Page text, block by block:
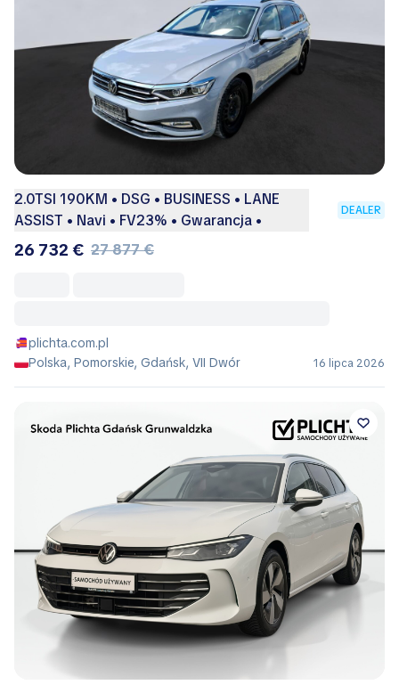
2.0TSI 190KM • DSG • BUSINESS • LANE
ASSIST • Navi • FV23% • Gwarancja •
DEALER
26 732 € 27 877 €
plichta.com.pl
Polska, Pomorskie, Gdańsk, VII Dwór
16 lipca 2026